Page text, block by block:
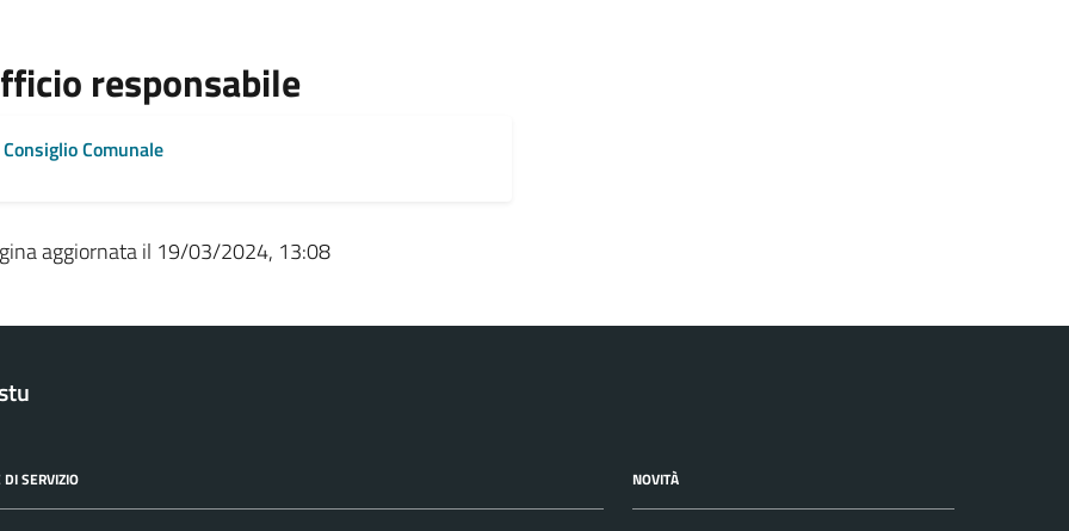
responsabile
Consiglio Comunale
aggiornata il 19/03/2024, 13:08
DI SERVIZIO NOVITÀ